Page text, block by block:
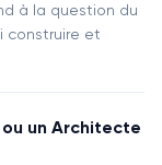
à la question du
construire et
un Architecte